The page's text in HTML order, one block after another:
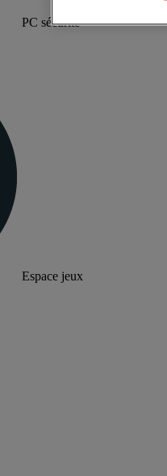
PC sécurité
Espace jeux